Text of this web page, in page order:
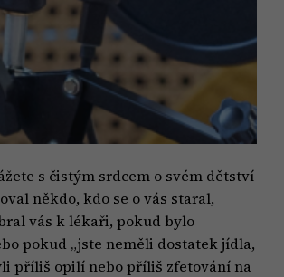
s čistým srdcem o svém dětství
někdo, kdo se o vás staral,
vás k lékaři, pokud bylo
pokud „jste neměli dostatek jídla,
příliš opilí nebo příliš zfetování na